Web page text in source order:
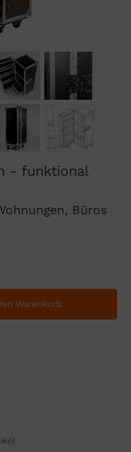
- funktional
Büros
Warenkorb